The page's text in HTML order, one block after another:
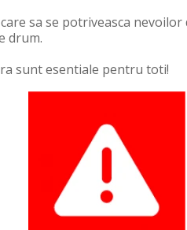
sa se potriveasca
drum.
sunt esentiale pentru toti!